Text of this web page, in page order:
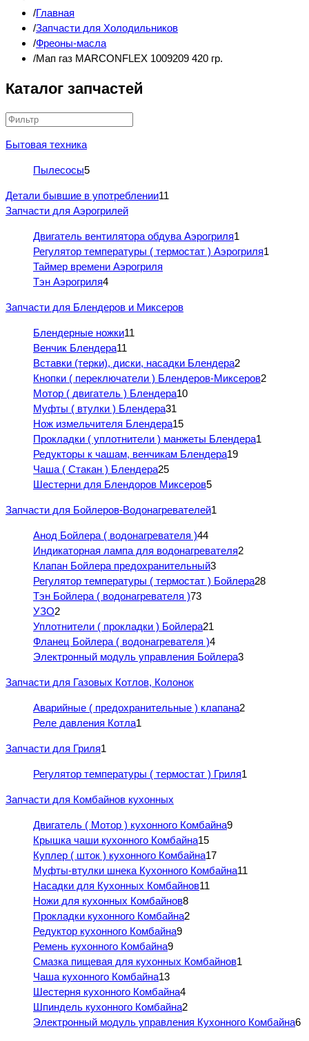
Главная
Запчасти для Холодильников
Фреоны-масла
Мап газ MARCONFLEX 1009209 420 гр.
Каталог запчастей
Бытовая техника
Пылесосы5
Детали бывшие в употреблении11
Запчасти для Аэрогрилей
Двигатель вентилятора обдува Аэрогриля1
Регулятор температуры ( термостат ) Аэрогриля1
Таймер времени Аэрогриля
Тэн Аэрогриля4
Запчасти для Блендеров и Миксеров
Блендерные ножки11
Венчик Блендера11
Вставки (терки), диски, насадки Блендера2
Кнопки ( переключатели ) Блендеров-Миксеров2
Мотор ( двигатель ) Блендера10
Муфты ( втулки ) Блендера31
Нож измельчителя Блендера15
Прокладки ( уплотнители ) манжеты Блендера1
Редукторы к чашам, венчикам Блендера19
Чаша ( Стакан ) Блендера25
Шестерни для Блендоров Миксеров5
Запчасти для Бойлеров-Водонагревателей1
Анод Бойлера ( водонагревателя )44
Индикаторная лампа для водонагревателя2
Клапан Бойлера предохранительный3
Регулятор температуры ( термостат ) Бойлера28
Тэн Бойлера ( водонагревателя )73
УЗО2
Уплотнители ( прокладки ) Бойлера21
Фланец Бойлера ( водонагревателя )4
Электронный модуль управления Бойлера3
Запчасти для Газовых Котлов, Колонок
Аварийные ( предохранительные ) клапана2
Реле давления Котла1
Запчасти для Гриля1
Регулятор температуры ( термостат ) Гриля1
Запчасти для Комбайнов кухонных
Двигатель ( Мотор ) кухонного Комбайна9
Крышка чаши кухонного Комбайна15
Куплер ( шток ) кухонного Комбайна17
Муфты-втулки шнека Кухонного Комбайна11
Насадки для Кухонных Комбайнов11
Ножи для кухонных Комбайнов8
Прокладки кухонного Комбайна2
Редуктор кухонного Комбайна9
Ремень кухонного Комбайна9
Смазка пищевая для кухонных Комбайнов1
Чаша кухонного Комбайна13
Шестерня кухонного Комбайна4
Шпиндель кухонного Комбайна2
Электронный модуль управления Кухонного Комбайна6